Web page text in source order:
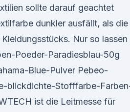
sollte darauf geachtet
dunkler ausfällt, als die
Nur so lassen
Poeder-Paradiesblau-50g
Blue-Pulver Pebeo-
blickdichte-Stofffarbe-
ist die Leitmesse für